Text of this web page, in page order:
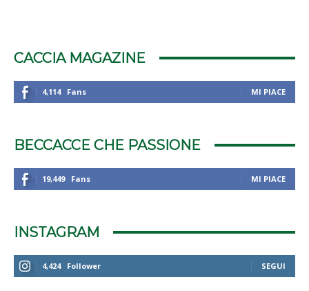
CACCIA MAGAZINE
4,114 Fans MI PIACE
BECCACCE CHE PASSIONE
19,449 Fans MI PIACE
INSTAGRAM
4,424 Follower SEGUI